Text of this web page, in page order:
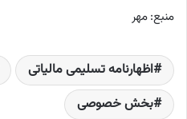
منبع: مهر
اظهارنامه تسلیمی مالیاتی
بخش خصوصی